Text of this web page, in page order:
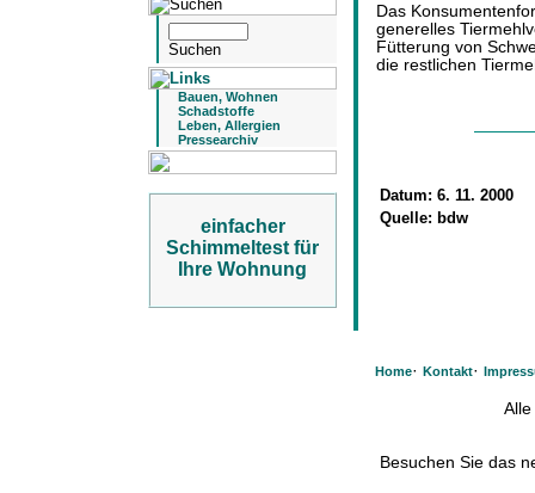
Bauen, Wohnen
Schadstoffe
Leben, Allergien
Pressearchiv
einfacher
Schimmeltest für
Ihre Wohnung
Das
generelles
Fütterung von
die restlichen
Datum: 6. 11. 2000
Quelle: bdw
Home· Kontakt·
Besuchen Sie das